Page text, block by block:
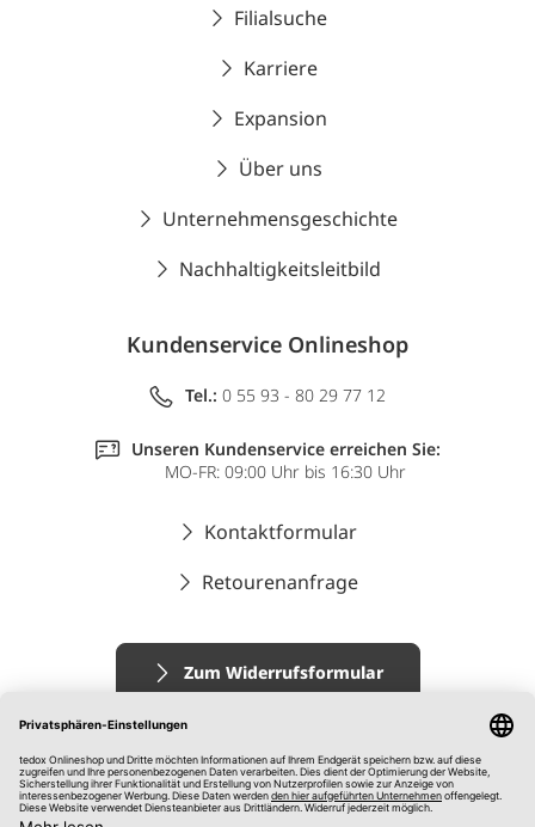
Filialsuche
Karriere
Expansion
Über uns
Unternehmensgeschichte
Nachhaltigkeitsleitbild
Kundenservice Onlineshop
Tel.: 0 55 93 - 80 29 77 12
Unseren Kundenservice erreichen Sie:
MO-FR: 09:00 Uhr bis 16:30 Uhr
Kontaktformular
Retourenanfrage
Zum Widerrufsformular
Impressum
AGB